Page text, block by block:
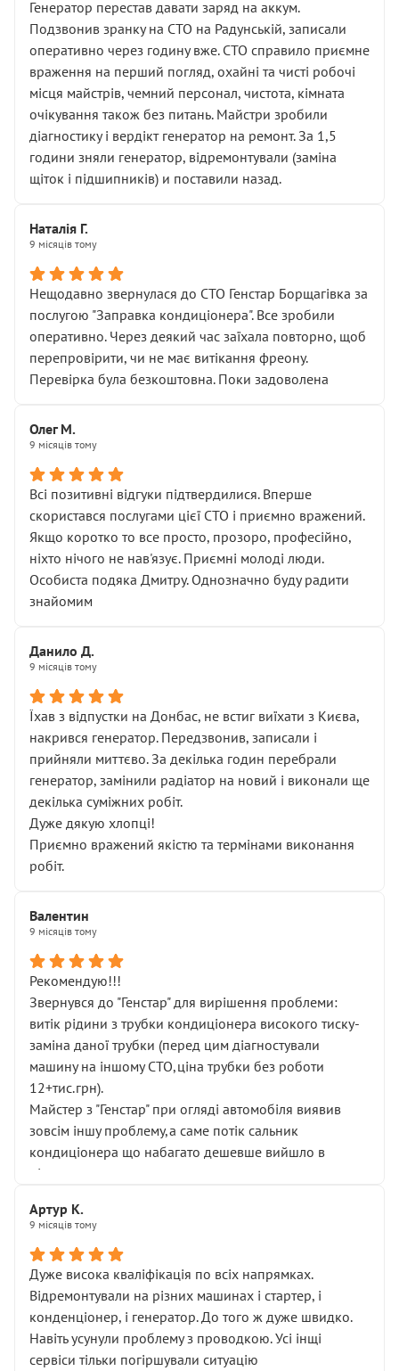
Генератор перестав давати заряд на аккум.
Подзвонив зранку на СТО на Радунській, записали
оперативно через годину вже. СТО справило приємне
враження на перший погляд, охайні та чисті робочі
місця майстрів, чемний персонал, чистота, кімната
очікування також без питань. Майстри зробили
діагностику і вердікт генератор на ремонт. За 1,5
години зняли генератор, відремонтували (заміна
щіток і підшипників) и поставили назад.
Наталія Г.
9 місяців тому
Нещодавно звернулася до СТО Генстар Борщагівка за
послугою "Заправка кондиціонера". Все зробили
оперативно. Через деякий час заїхала повторно, щоб
перепровірити, чи не має витікання фреону.
Перевірка була безкоштовна. Поки задоволена
Олег М.
9 місяців тому
Всі позитивні відгуки підтвердилися. Вперше
скористався послугами цієї СТО і приємно вражений.
Якщо коротко то все просто, прозоро, професійно,
ніхто нічого не нав'язує. Приємні молоді люди.
Особиста подяка Дмитру. Однозначно буду радити
знайомим
Данило Д.
9 місяців тому
Їхав з відпустки на Донбас, не встиг виїхати з Києва,
накрився генератор. Передзвонив, записали і
прийняли миттєво. За декілька годин перебрали
генератор, замінили радіатор на новий і виконали ще
декілька суміжних робіт.
Дуже дякую хлопці!
Приємно вражений якістю та термінами виконання
робіт.
Валентин
9 місяців тому
Рекомендую!!!
Звернувся до "Генстар" для вирішення проблеми:
витік рідини з трубки кондиціонера високого тиску-
заміна даної трубки (перед цим діагностували
машину на іншому СТО,ціна трубки без роботи
12+тис.грн).
Майстер з "Генстар" при огляді автомобіля виявив
зовсім іншу проблему,а саме потік сальник
кондиціонера що набагато дешевше вийшло в
підсумку.
Артур К.
9 місяців тому
Дуже висока кваліфікація по всіх напрямках.
Відремонтували на різних машинах і стартер, і
конденціонер, і генератор. До того ж дуже швидко.
Навіть усунули проблему з проводкою. Усі інщі
сервіси тільки погіршували ситуацію